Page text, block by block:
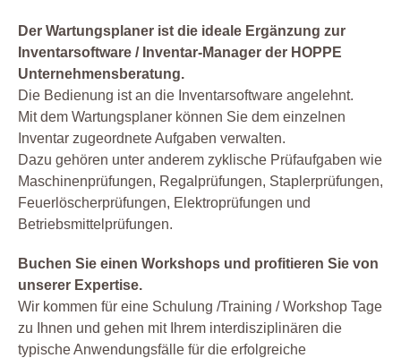
Der Wartungsplaner ist die ideale Ergänzung zur
Inventarsoftware / Inventar-Manager der HOPPE
Unternehmensberatung.
Die Bedienung ist an die Inventarsoftware angelehnt.
Mit dem Wartungsplaner können Sie dem einzelnen
Inventar zugeordnete Aufgaben verwalten.
Dazu gehören unter anderem zyklische Prüfaufgaben wie
Maschinenprüfungen, Regalprüfungen, Staplerprüfungen,
Feuerlöscherprüfungen, Elektroprüfungen und
Betriebsmittelprüfungen.
Buchen Sie einen Workshops und profitieren Sie von
unserer Expertise.
Wir kommen für eine Schulung /Training / Workshop Tage
zu Ihnen und gehen mit Ihrem interdisziplinären die
typische Anwendungsfälle für die erfolgreiche